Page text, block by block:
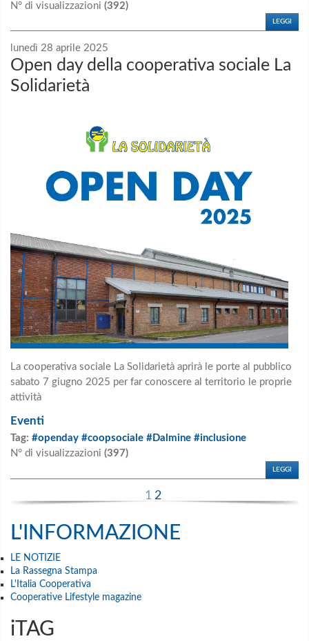
N° di visualizzazioni (392)
LEGGI
lunedì 28 aprile 2025
Open day della cooperativa sociale La
Solidarietà
La cooperativa sociale La Solidarietà aprirà le porte al pubblico
sabato 7 giugno 2025 per far conoscere al territorio le proprie
attività
Eventi
Tag: #openday #coopsociale #Dalmine #inclusione
N° di visualizzazioni (397)
LEGGI
1 2
L'INFORMAZIONE
LE NOTIZIE
La Rassegna Stampa
L'Italia Cooperativa
Cooperative Lifestyle magazine
iTAG